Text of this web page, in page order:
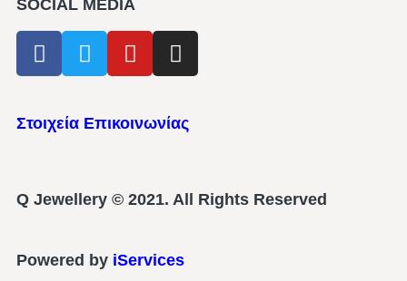
SOCIAL MEDIA
Στοιχεία Επικοινωνίας
Q Jewellery © 2021. All Rights Reserved
Powered by iServices